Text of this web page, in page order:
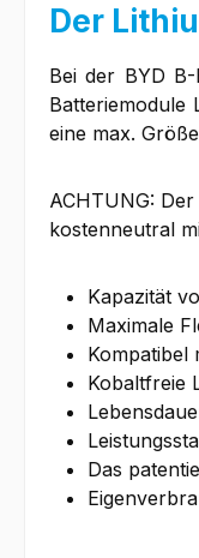
Der
Bei der BYD
Batteriemodule
eine max.
ACHTUNG:
kostenneutral
Kapazität
Maximale
Kompatibel
Kobaltfreie
Das